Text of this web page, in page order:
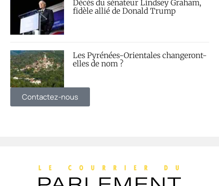
Décès du sénateur Lindsey Graham,
fidèle allié de Donald Trump
Les Pyrénées-Orientales changeront-
elles de nom ?
Contactez-nous